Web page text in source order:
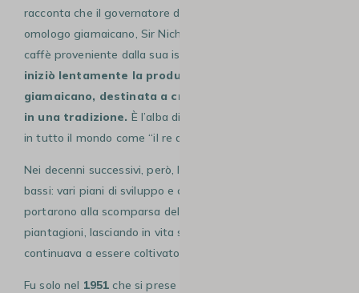
racconta che il governatore della Martinica regalò al suo
omologo giamaicano, Sir Nicholas Lawe, una pianta di
caffè proveniente dalla sua isola. Da quel singolo arbusto
iniziò lentamente la produzione del caffè
giamaicano, destinata a crescere e a trasformarsi
in una tradizione. È l’alba di quello che oggi è conosciuto
in tutto il mondo come “il re dei caffè”.
Nei decenni successivi, però, la coltivazione subì alti e
bassi: vari piani di sviluppo e cambiamenti del territorio
portarono alla scomparsa della maggior parte delle
piantagioni, lasciando in vita solo poche aree dove il caffè
continuava a essere coltivato.
Fu solo nel 1951 che si prese una decisione fondamentale: